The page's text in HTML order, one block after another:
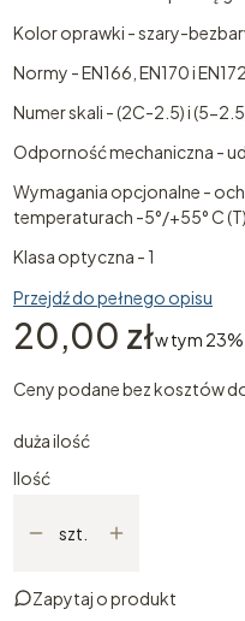
Kolor oprawki - szary-
Normy - EN166, EN170 i EN172
Numer skali - (2C-2.5) i (5-
Odporność mechaniczna -
Wymagania opcjonalne -
temperaturach -5°/+55° C (T)
Klasa optyczna - 1
Przejdź do pełnego opisu
Cena
20,00 złw tym 23%
w tym 23%
Ceny podane bez kosztów
duża ilość
Ilość
szt.
Zapytaj o produkt